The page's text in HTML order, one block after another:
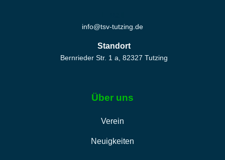
info@tsv-tutzing.de
Standort
Bernrieder Str. 1 a, 82327 Tutzing
Über uns
Verein
Neuigkeiten